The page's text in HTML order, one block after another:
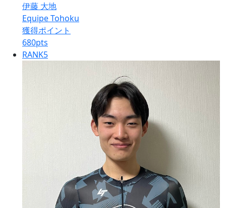
伊藤 大地
Equipe Tohoku
獲得ポイント
680pts
RANK5